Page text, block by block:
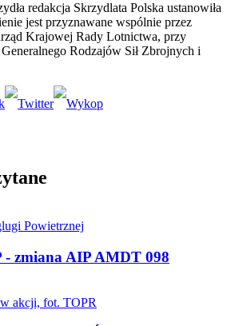
redakcja Skrzydlata Polska ustanowiła
jest przyznawane wspólnie przez
Krajowej Rady Lotnictwa, przy
Rodzajów Sił Zbrojnych i
zmiana AIP AMDT 098